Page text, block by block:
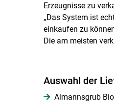
Erzeugnisse zu
„Das System ist
einkaufen zu
Die am meisten
Auswahl der
Almannsgrub